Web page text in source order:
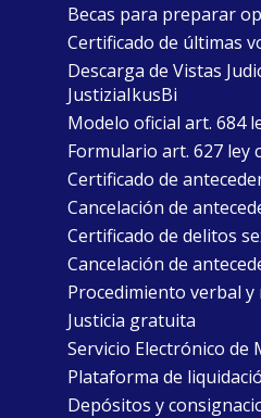
Becas para preparar
Certificado de últimas
Descarga de Vistas
JustiziaIkusBi
Modelo oficial art. 684
Formulario art. 627 ley
Certificado de
Cancelación de
Certificado de delitos
Cancelación de
Procedimiento verbal
Justicia gratuita
Servicio Electrónico de
Plataforma de
Depósitos y